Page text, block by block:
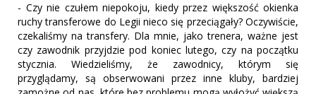
- Czy nie czułem niepokoju, kiedy przez większość okienka
ruchy transferowe do Legii nieco się przeciągały? Oczywiście,
czekaliśmy na transfery. Dla mnie, jako trenera, ważne jest
czy zawodnik przyjdzie pod koniec lutego, czy na początku
stycznia. Wiedzieliśmy, że zawodnicy, którym się
przyglądamy, są obserwowani przez inne kluby, bardziej